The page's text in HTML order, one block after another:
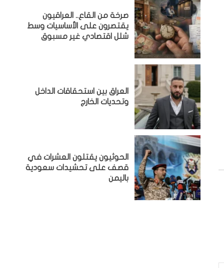
صرخة من القاع.. العراقيون
يقتصرون على الأساسيات وسط
شلل اقتصادي غير مسبوق
‏العراق بين استحقاقات الداخل
وتحديات الخارج
الحوثيون يقتلون العشرات في
قصف على تحشيدات سعودية
باليمن